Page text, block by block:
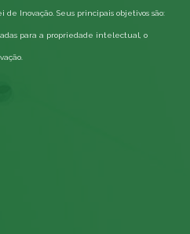
Inovação. Seus principais objetivos são:
para a propriedade intelectual, o